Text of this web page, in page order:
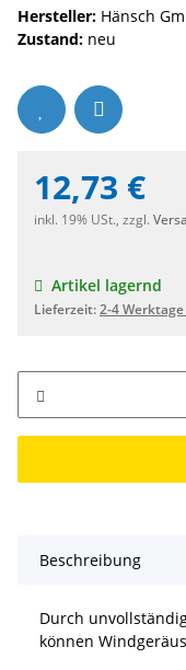
Hersteller: Hänsch
Zustand: neu
12,73 €
inkl. 19% USt., zzgl.
Artikel lagernd
Lieferzeit:2-4 Werktage
Beschreibung
Durch
können